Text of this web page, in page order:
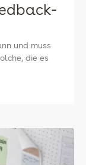
und muss
die es